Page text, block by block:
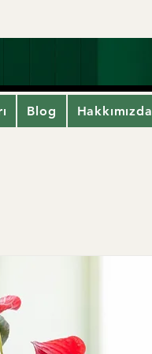
Blog Hakkımızda